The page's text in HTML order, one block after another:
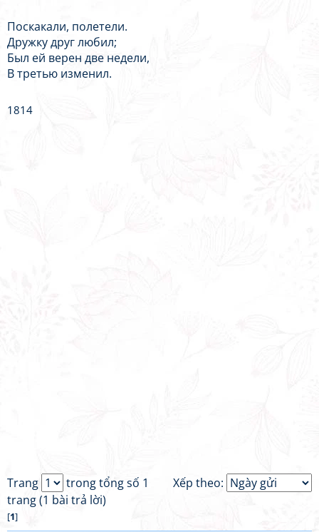
Поскакали, полетели.
Дружку друг любил;
Был ей верен две недели,
В третью изменил.
1814
Xếp theo:
Trang
trong tổng số 1
trang (1 bài trả lời)
[1]